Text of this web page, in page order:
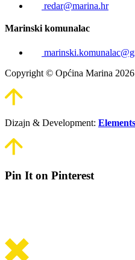
redar@marina.hr
Marinski komunalac
Copyright © Općina Marina 2026
Dizajn & Development: Elements
Pin It on Pinterest